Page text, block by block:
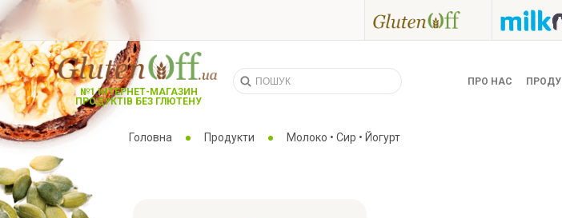
№1 ІНТЕРНЕТ-МАГАЗИН
ПРОДУКТІВ БЕЗ ГЛЮТЕНУ
ПРО НАС
Головна Продукти Молоко • Сир • Йогурт